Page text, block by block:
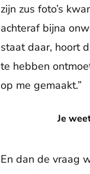
zijn zus foto’s
achteraf bijna
staat daar, hoort
te hebben
op me gemaakt.”
Je
Je weet niet dat je
En dan de vraag